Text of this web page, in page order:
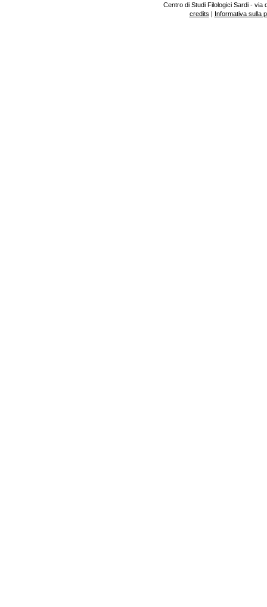
Centro di Studi Filologici Sardi - via
credits | Informativa sulla